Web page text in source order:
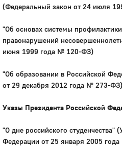
(Федеральный закон от 24 июля
"Об основах системы
правонарушений
июня 1999 года № 120-ФЗ)
"Об образовании в Российской
от 29 декабря 2012 года № 273-ФЗ)
Указы Президента Российской
"О дне российского студенчества"
Федерации от 25 января 2005